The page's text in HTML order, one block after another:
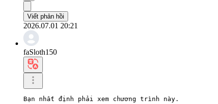
Viết phản hồi
2026.07.01 20:21
faSloth150
Bạn nhất định phải xem chương trình này.